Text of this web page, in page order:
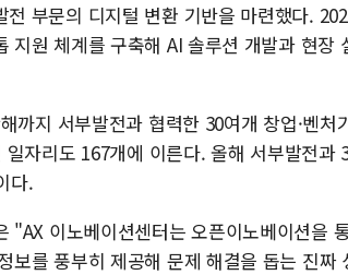
전 부문의 디지털 변환 기반을 마련했다.
지원 체계를 구축해 AI 솔루션 개발과 현장
까지 서부발전과 협력한 30여개 창업·벤
자리도 167개에 이른다. 올해 서부발전과
다.
"AX 이노베이션센터는 오픈이노베이션을
보를 풍부히 제공해 문제 해결을 돕는 진